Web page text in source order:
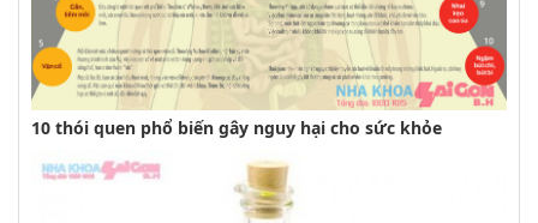
10 thói quen phổ biến gây nguy hại cho sức khỏe